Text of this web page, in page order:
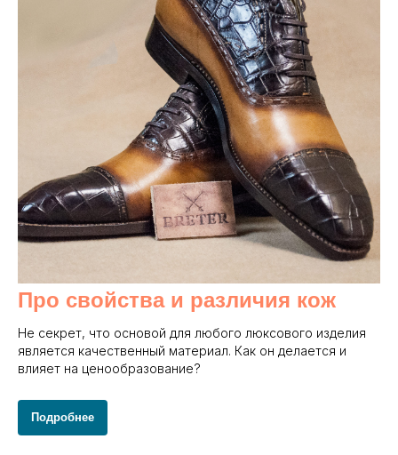
Про свойства и различия кож
Не секрет, что основой для любого люксового изделия
является качественный материал. Как он делается и
влияет на ценообразование?
Подробнее